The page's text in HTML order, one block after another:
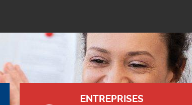
ENTREPRISES